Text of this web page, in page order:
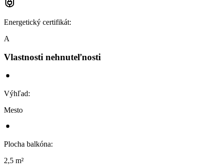
Energetický certifikát:
A
Vlastnosti nehnuteľnosti
Výhľad:
Mesto
Plocha balkóna:
2,5 m²